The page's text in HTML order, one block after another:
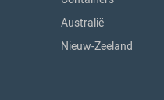
Australië
Nieuw-Zeeland